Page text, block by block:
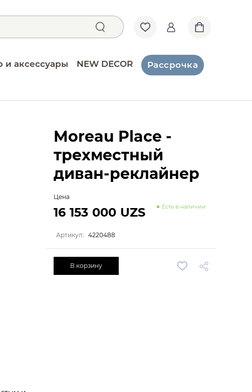
и аксессуары NEW DECOR Рассрочка
Moreau Place -
трехместный
диван-реклайнер
Цена
Есть в наличии
16 153 000 UZS
Артикул: 4220488
В корзину